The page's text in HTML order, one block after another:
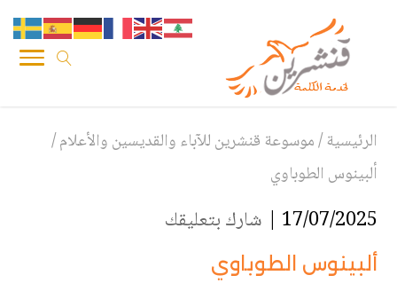
الرئيسية/موسوعة قنشرين للآباء والقديسين والأعلام/
ألبينوس الطوباوي
17/07/2025 | شارك بتعليقك
ألبينوس الطوباوي